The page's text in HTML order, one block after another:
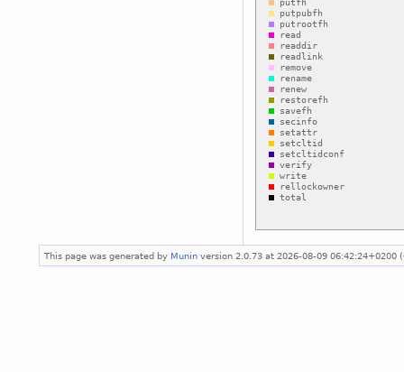
This page was generated by Munin version 2.0.73 at 2026-08-09 06:42:24+0200